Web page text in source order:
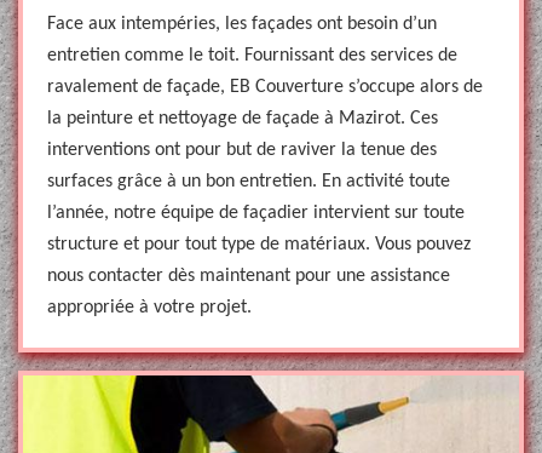
Face aux intempéries, les façades ont besoin d’un
entretien comme le toit. Fournissant des services de
ravalement de façade, EB Couverture s’occupe alors de
la peinture et nettoyage de façade à Mazirot. Ces
interventions ont pour but de raviver la tenue des
surfaces grâce à un bon entretien. En activité toute
l’année, notre équipe de façadier intervient sur toute
structure et pour tout type de matériaux. Vous pouvez
nous contacter dès maintenant pour une assistance
appropriée à votre projet.